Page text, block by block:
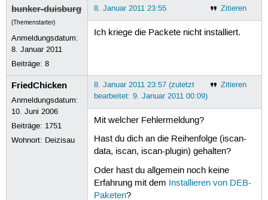
bunker-duisburg
(Themenstarter)
Anmeldungsdatum:
8. Januar 2011
Beiträge:8
Zitieren
8. Januar 2011 23:55
Ich kriege die Packete nicht installiert.
FriedChicken
Anmeldungsdatum:
10. Juni 2006
Beiträge: 1751
Wohnort: Deizisau
Zitieren
8. Januar 2011 23:57 (zuletzt
bearbeitet: 9. Januar 2011 00:09)
Mit welcher Fehlermeldung?
Hast du dich an die Reihenfolge (iscan-
data, iscan, iscan-plugin) gehalten?
Oder hast du allgemein noch keine
Erfahrung mit dem Installieren von DEB-
Paketen?